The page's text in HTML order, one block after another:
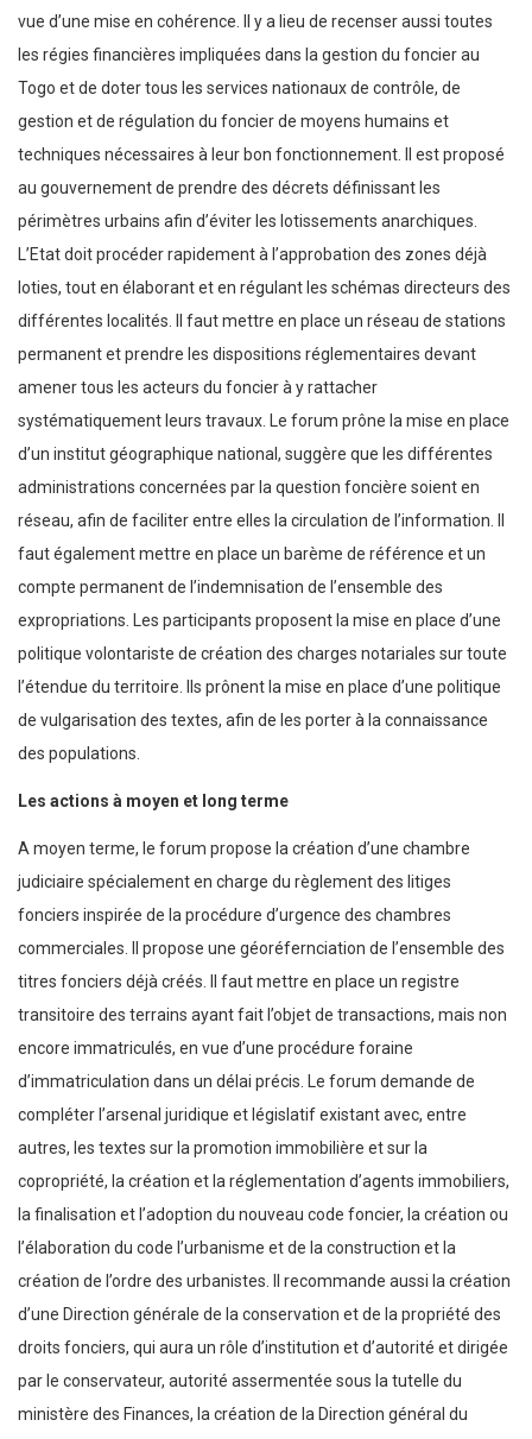
vue d’une mise en cohérence. Il y a lieu de recenser aussi toutes
les régies financières impliquées dans la gestion du foncier au
Togo et de doter tous les services nationaux de contrôle, de
gestion et de régulation du foncier de moyens humains et
techniques nécessaires à leur bon fonctionnement. Il est proposé
au gouvernement de prendre des décrets définissant les
périmètres urbains afin d’éviter les lotissements anarchiques.
L’Etat doit procéder rapidement à l’approbation des zones déjà
loties, tout en élaborant et en régulant les schémas directeurs des
différentes localités. Il faut mettre en place un réseau de stations
permanent et prendre les dispositions réglementaires devant
amener tous les acteurs du foncier à y rattacher
systématiquement leurs travaux. Le forum prône la mise en place
d’un institut géographique national, suggère que les différentes
administrations concernées par la question foncière soient en
réseau, afin de faciliter entre elles la circulation de l’information. Il
faut également mettre en place un barème de référence et un
compte permanent de l’indemnisation de l’ensemble des
expropriations. Les participants proposent la mise en place d’une
politique volontariste de création des charges notariales sur toute
l’étendue du territoire. Ils prônent la mise en place d’une politique
de vulgarisation des textes, afin de les porter à la connaissance
des populations.
Les actions à moyen et long terme
A moyen terme, le forum propose la création d’une chambre
judiciaire spécialement en charge du règlement des litiges
fonciers inspirée de la procédure d’urgence des chambres
commerciales. Il propose une géoréfernciation de l’ensemble des
titres fonciers déjà créés. Il faut mettre en place un registre
transitoire des terrains ayant fait l’objet de transactions, mais non
encore immatriculés, en vue d’une procédure foraine
d’immatriculation dans un délai précis. Le forum demande de
compléter l’arsenal juridique et législatif existant avec, entre
autres, les textes sur la promotion immobilière et sur la
copropriété, la création et la réglementation d’agents immobiliers,
la finalisation et l’adoption du nouveau code foncier, la création ou
l’élaboration du code l’urbanisme et de la construction et la
création de l’ordre des urbanistes. Il recommande aussi la création
d’une Direction générale de la conservation et de la propriété des
droits fonciers, qui aura un rôle d’institution et d’autorité et dirigée
par le conservateur, autorité assermentée sous la tutelle du
ministère des Finances, la création de la Direction général du